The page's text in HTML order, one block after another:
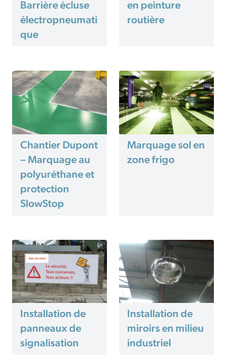
Barrière écluse
électropneumati
que
en peinture
routière
Chantier Dupont
– Marquage au
polyuréthane et
protection
SlowStop
Marquage sol en
zone frigo
Installation de
panneaux de
signalisation
Installation de
miroirs en milieu
industriel